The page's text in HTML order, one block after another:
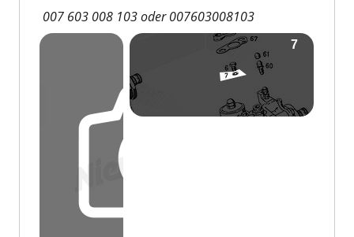
007 603 008 103 oder 007603008103